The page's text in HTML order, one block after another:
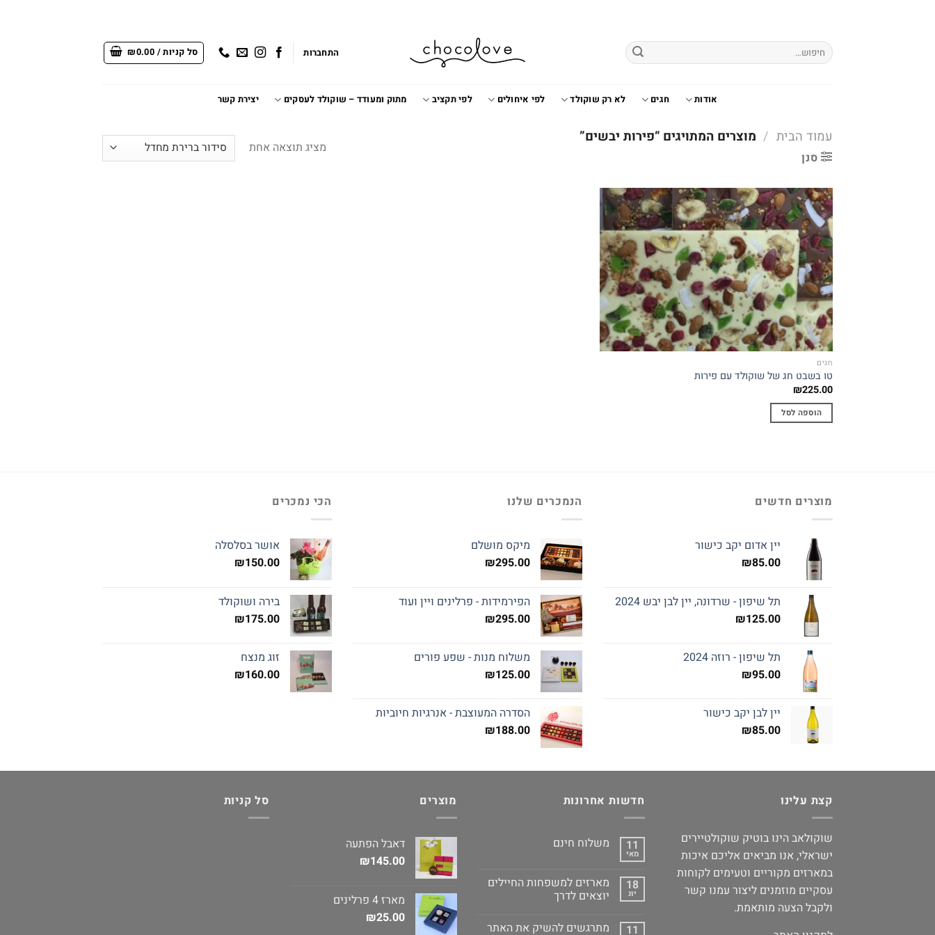
חיפוש
עבור:
התחברות סל קניות / ₪0.00
אודות חגים לא רק שוקולד לפי איחולים לפי תקציב מתוק ומעודד – שוקולד לעסקים יצירת קשר
עמוד הבית / מוצרים המתויגים “פירות יבשים”
סנן
מציג תוצאה אחת
Add to
wishlist
חגים
טו בשבט חג של שוקולד עם פירות
₪225.00
הוספה לסל
מוצרים חדשים
יין אדום יקב כישור
₪85.00
תל שיפון - שרדונה, יין לבן יבש 2024
₪125.00
תל שיפון - רוזה 2024
₪95.00
יין לבן יקב כישור
₪85.00
הנמכרים שלנו
מיקס מושלם
₪295.00
הפירמידות - פרלינים ויין ועוד
₪295.00
משלוח מנות - שפע פורים
₪125.00
הסדרה המעוצבת - אנרגיות חיוביות
₪188.00
הכי נמכרים
אושר בסלסלה
₪150.00
בירה ושוקולד
₪175.00
זוג מנצח
₪160.00
קצת עלינו
שוקולאב הינו בוטיק שוקולטיירים
ישראלי, אנו מביאים אליכם איכות
במארזים מקוריים וטעימים לקוחות
עסקיים מוזמנים ליצור עמנו קשר
ולקבל הצעה מותאמת.
חדשות אחרונות
11
מאי
משלוח חינם
18
יונ
מארזים למשפחות החיילים
יוצאים לדרך
11 מתרגשים להשיק את האתר
מוצרים
דאבל הפתעה
₪145.00
מארז 4 פרלינים
₪25.00
סל קניות